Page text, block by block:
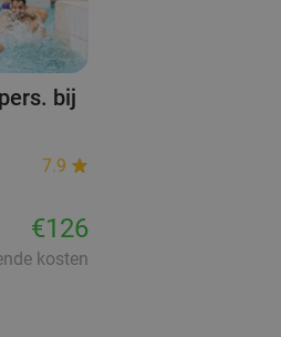
bij
7.9
€126
kosten